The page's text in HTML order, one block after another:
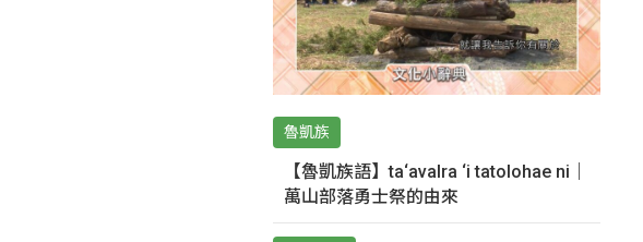
魯凱族
【魯凱族語】ta‘avalra ‘i tatolohae ni｜
萬山部落勇士祭的由來